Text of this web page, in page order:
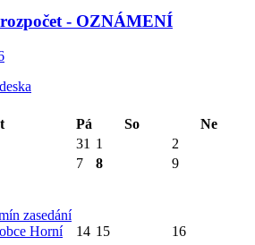
- OZNÁMENÍ
Pá So
Ne
31 1
2
7 8 9
zasedání
Horní
14 15 16